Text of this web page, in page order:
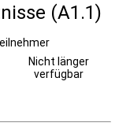
(A1.1)
Nicht länger
verfügbar